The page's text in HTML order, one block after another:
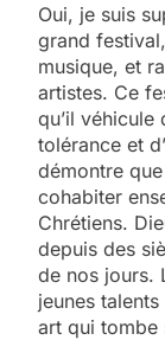
Oui, je suis
grand
musique, et
artistes. Ce
qu’il
tolérance et
démontre
cohabiter
Chrétiens.
depuis des
de nos jours.
jeunes
art qui tombe